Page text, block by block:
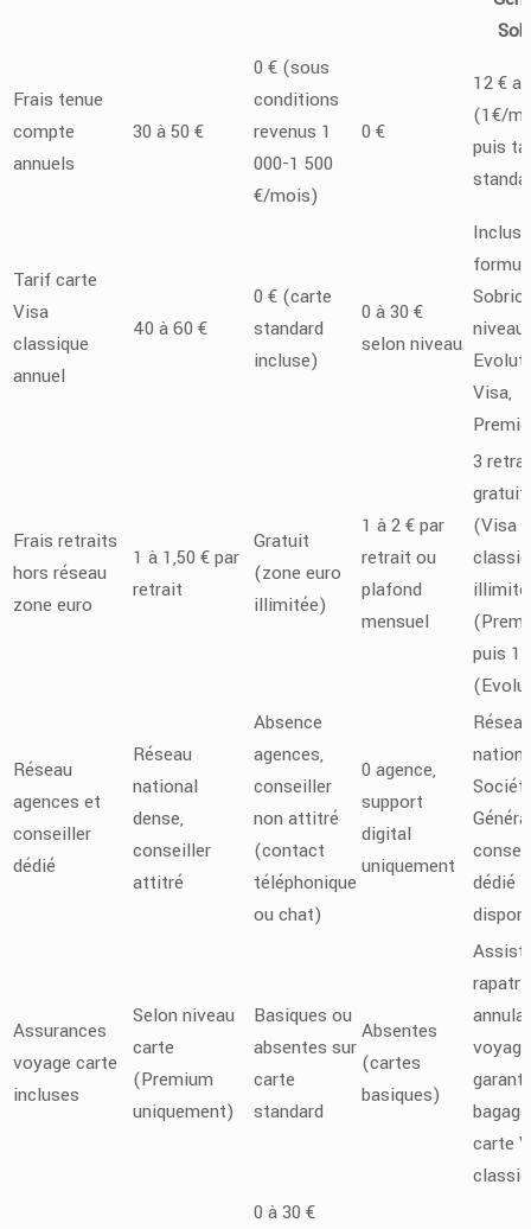
Frais tenue
compte
annuels
30 à 50 €
0 € (sous
conditions
revenus 1
000-1 500
€/mois)
0 €
12 €
(1€/
puis
Tarif carte
Visa
classique
annuel
40 à 60 €
0 € (carte
standard
incluse)
0 à 30 €
selon niveau
Inclus
Sobrio
Visa,
Frais retraits
hors réseau
zone euro
1 à 1,50 € par
retrait
Gratuit
(zone euro
illimitée)
1 à 2 € par
retrait ou
plafond
mensuel
3
(Visa
illimité
puis
Réseau
agences et
conseiller
dédié
Réseau
national
dense,
conseiller
attitré
Absence
agences,
conseiller
non attitré
(contact
téléphonique
ou chat)
0 agence,
support
digital
uniquement
Réseau
dédié
Assurances
voyage carte
incluses
Selon niveau
carte
(Premium
uniquement)
Basiques ou
absentes sur
carte
standard
Absentes
(cartes
basiques)
carte
0 à 30 €